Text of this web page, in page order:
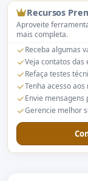
Recursos
Aproveite
mais completa.
Receba algumas
Veja contatos das
Refaça testes
Tenha acesso
Envie
Gerencie melhor